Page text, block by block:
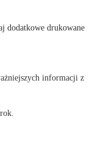
dodatkowe drukowane
informacji z